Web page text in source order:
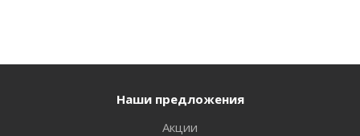
Наши предложения
Акции